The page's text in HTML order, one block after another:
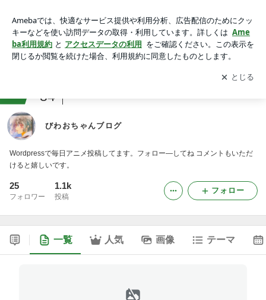
アプリをダウンロードして ブログの更新通知
を受け取りまし
ょう。
開く
84
びわおちゃんブログ
Wordpressで毎日アニメ投稿してます。フォロー―してね コメントもいただ
けると嬉しいです。
25
フォロワー
1.1k
投稿
フォロー
一覧 人気 画像 テーマ